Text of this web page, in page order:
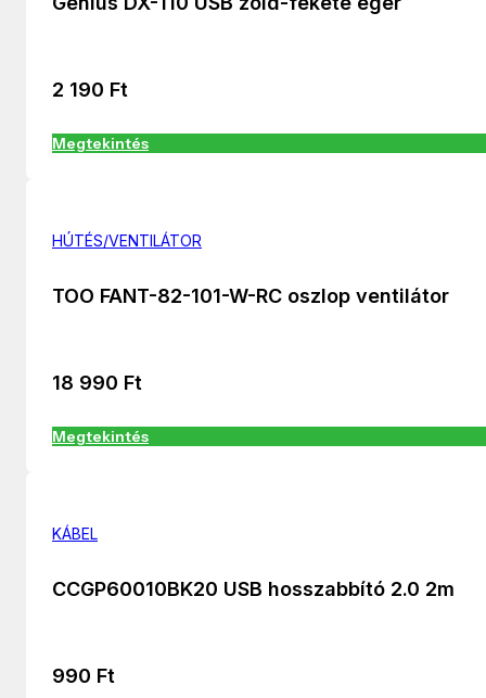
2 190 Ft
Megtekintés
HÚTÉS/VENTILÁTOR
TOO FANT-82-101-W-RC oszlop ventilátor
18 990 Ft
Megtekintés
KÁBEL
CCGP60010BK20 USB hosszabbító 2.0 2m
990 Ft